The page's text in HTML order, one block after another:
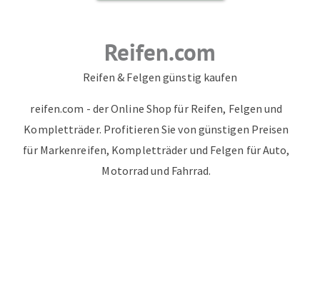
Reifen.com
Reifen & Felgen günstig kaufen
reifen.com - der Online Shop für Reifen, Felgen und
Kompletträder. Profitieren Sie von günstigen Preisen
für Markenreifen, Kompletträder und Felgen für Auto,
Motorrad und Fahrrad.